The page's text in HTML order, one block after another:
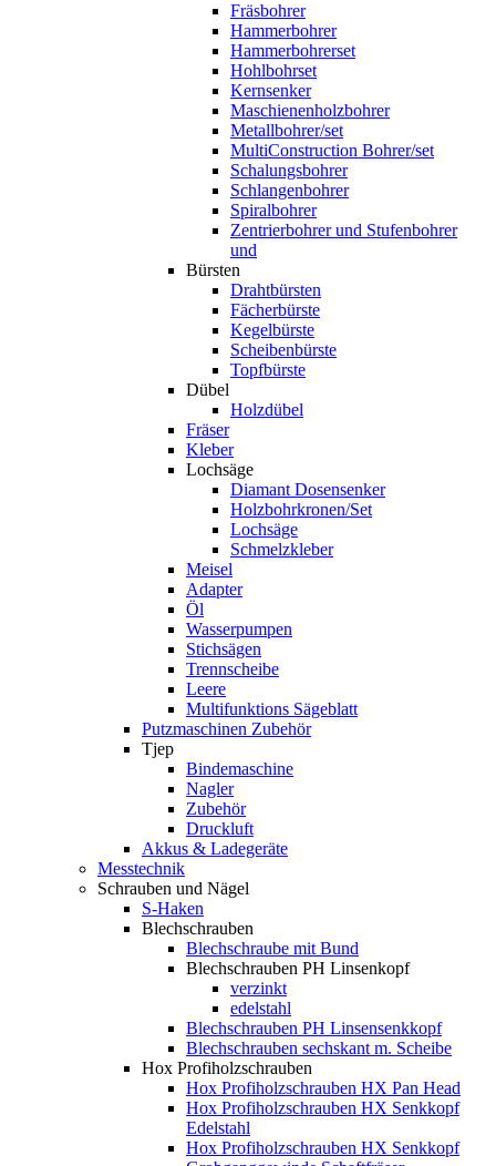
Fräsbohrer
Hammerbohrer
Hammerbohrerset
Hohlbohrset
Kernsenker
Maschienenholzbohrer
Metallbohrer/set
MultiConstruction Bohrer/set
Schalungsbohrer
Schlangenbohrer
Spiralbohrer
Zentrierbohrer und Stufenbohrer
und
Bürsten
Drahtbürsten
Fächerbürste
Kegelbürste
Scheibenbürste
Topfbürste
Dübel
Holzdübel
Fräser
Kleber
Lochsäge
Diamant Dosensenker
Holzbohrkronen/Set
Lochsäge
Schmelzkleber
Meisel
Adapter
Öl
Wasserpumpen
Stichsägen
Trennscheibe
Leere
Multifunktions Sägeblatt
Putzmaschinen Zubehör
Tjep
Bindemaschine
Nagler
Zubehör
Druckluft
Akkus & Ladegeräte
Messtechnik
Schrauben und Nägel
S-Haken
Blechschrauben
Blechschraube mit Bund
Blechschrauben PH Linsenkopf
verzinkt
edelstahl
Blechschrauben PH Linsensenkkopf
Blechschrauben sechskant m. Scheibe
Hox Profiholzschrauben
Hox Profiholzschrauben HX Pan Head
Hox Profiholzschrauben HX Senkkopf
Edelstahl
Hox Profiholzschrauben HX Senkkopf